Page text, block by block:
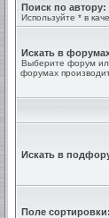
Поиск по автору:
Используйте * в
Искать в
Выберите форум
форумах
Искать в
Поле сортировки: